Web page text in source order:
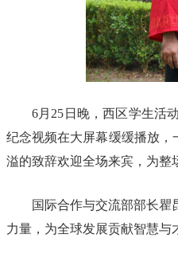
6月25日晚，西区学生活
纪念视频在大屏幕缓缓播放，
溢的致辞欢迎全场来宾，为整
国际合作与交流部部长
力量，为全球发展贡献智慧与